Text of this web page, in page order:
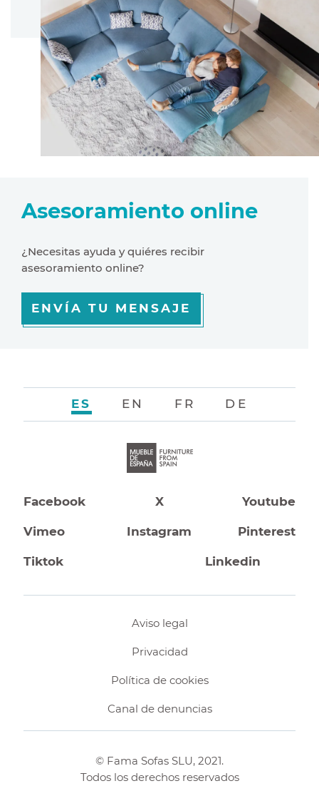
Asesoramiento online
¿Necesitas ayuda y quiéres recibir
asesoramiento online?
ENVÍA TU MENSAJE
Facebook X Youtube
Vimeo Instagram Pinterest
Tiktok Linkedin
ES EN FR DE
© Fama Sofas SLU, 2021.
Todos los derechos reservados
Aviso legal
Privacidad
Política de cookies
Canal de denuncias